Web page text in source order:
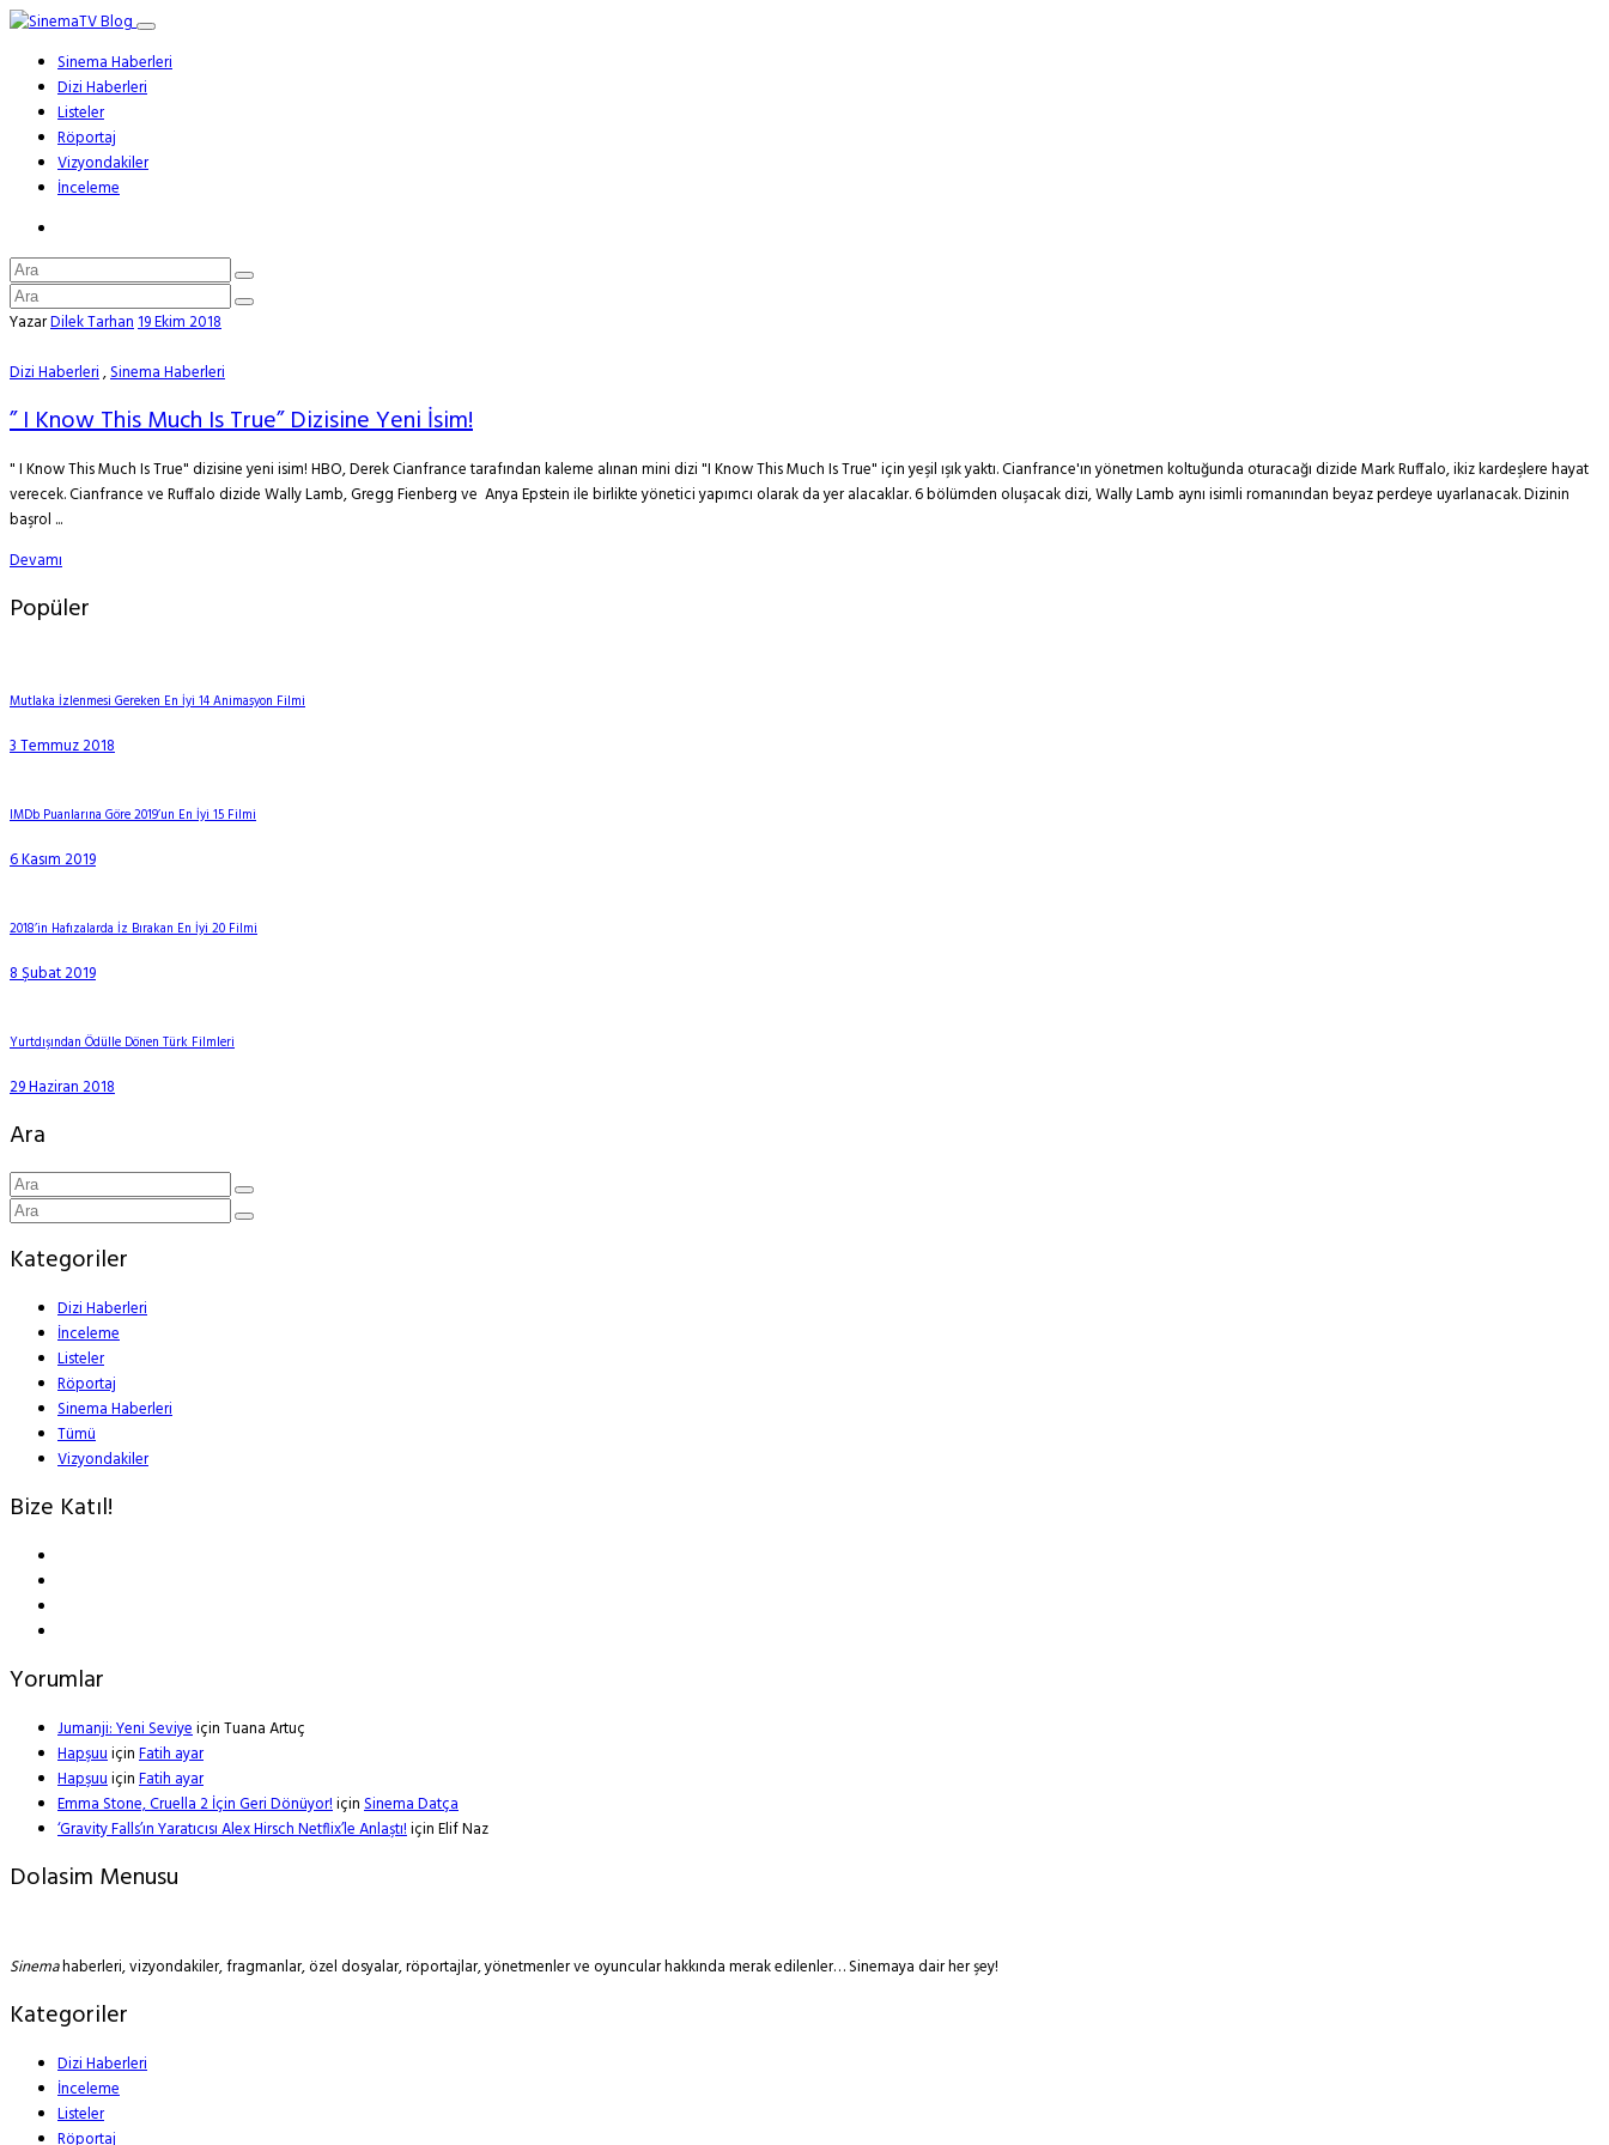
Sinema Haberleri
Dizi Haberleri
Listeler
Röportaj
Vizyondakiler
İnceleme
YazarDilek Tarhan19 Ekim 2018
Dizi Haberleri,Sinema Haberleri
” I Know This Much Is True” Dizisine Yeni İsim!
" I Know This Much Is True" dizisine yeni isim! HBO, Derek Cianfrance tarafından kaleme alınan mini dizi "I Know This Much Is True" için yeşil ışık yaktı. Cianfrance'ın yönetmen koltuğunda oturacağı dizide Mark Ruffalo, ikiz kardeşlere hayat
verecek. Cianfrance ve Ruffalo dizide Wally Lamb, Gregg Fienberg ve Anya Epstein ile birlikte yönetici yapımcı olarak da yer alacaklar. 6 bölümden oluşacak dizi, Wally Lamb aynı isimli romanından beyaz perdeye uyarlanacak. Dizinin
başrol ...
Devamı
Popüler
Mutlaka İzlenmesi Gereken En İyi 14 Animasyon Filmi
3 Temmuz 2018
IMDb Puanlarına Göre 2019’un En İyi 15 Filmi
6 Kasım 2019
2018’in Hafızalarda İz Bırakan En İyi 20 Filmi
8 Şubat 2019
Yurtdışından Ödülle Dönen Türk Filmleri
29 Haziran 2018
Ara
Kategoriler
Dizi Haberleri
İnceleme
Listeler
Röportaj
Sinema Haberleri
Tümü
Vizyondakiler
Bize Katıl!
Yorumlar
Jumanji: Yeni SeviyeiçinTuana Artuç
HapşuuiçinFatih ayar
HapşuuiçinFatih ayar
Emma Stone, Cruella 2 İçin Geri Dönüyor!içinSinema Datça
‘Gravity Falls’ın Yaratıcısı Alex Hirsch Netflix’le Anlaştı!içinElif Naz
Dolasim Menusu
Sinemahaberleri, vizyondakiler, fragmanlar, özel dosyalar, röportajlar, yönetmenler ve oyuncular hakkında merak edilenler… Sinemaya dair her şey!
Kategoriler
Dizi Haberleri
İnceleme
Listeler
Röportaj